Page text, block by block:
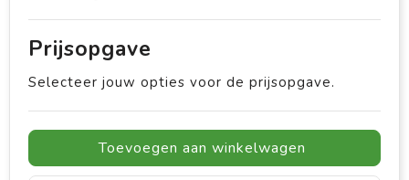
Prijsopgave
Selecteer jouw opties voor de prijsopgave.
Toevoegen aan winkelwagen